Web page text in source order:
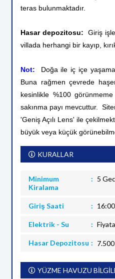
teras bulunmaktadır.
Hasar depozitosu: Giriş
villada herhangi bir kayıp,
Not:
Doğa ile iç içe
Buna rağmen çevrede
kesinlikle %100
sakınma payı mevcuttur.
'Geniş Açılı Lens' ile
büyük veya küçük
KURALLAR
Minimum
Kiralama
5
Giriş Saati 16:00
Elektrik - Su
Hasar Depozitosu
YÜZME HAVUZU